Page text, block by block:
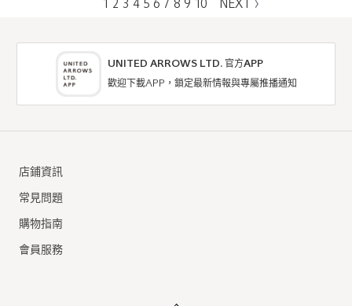
1 2 3 4 5 6 7 8 9 10 NEXT
UNITED ARROWS LTD. 官方APP
歡迎下載APP，鎖定最新情報與專屬推播通知
店鋪資訊
常見問題
購物指南
會員服務